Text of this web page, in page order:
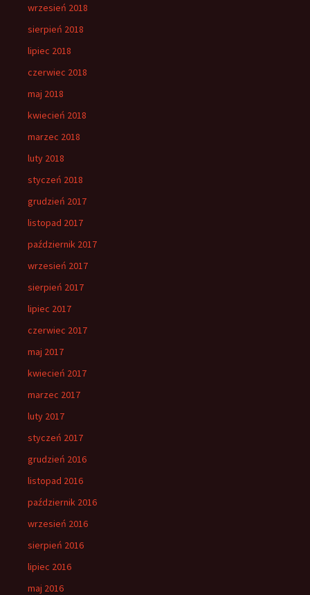
wrzesień 2018
sierpień 2018
lipiec 2018
czerwiec 2018
maj 2018
kwiecień 2018
marzec 2018
luty 2018
styczeń 2018
grudzień 2017
listopad 2017
październik 2017
wrzesień 2017
sierpień 2017
lipiec 2017
czerwiec 2017
maj 2017
kwiecień 2017
marzec 2017
luty 2017
styczeń 2017
grudzień 2016
listopad 2016
październik 2016
wrzesień 2016
sierpień 2016
lipiec 2016
maj 2016